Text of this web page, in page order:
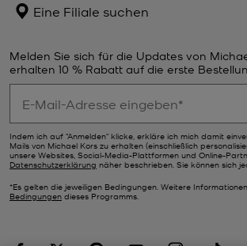
Eine Filiale suchen
Melden Sie sich für die Updates von
erhalten 10 % Rabatt auf die erste
Indem ich auf "Anmelden" klicke, erkläre ich mich damit
Mails von Michael Kors zu erhalten (einschließlich
unsere Websites, Social-Media-Plattformen und Online-
Datenschutzerklärung näher beschrieben. Sie können sich
*Es gelten die jeweiligen Bedingungen. Weitere
Bedingungen dieses Programms.